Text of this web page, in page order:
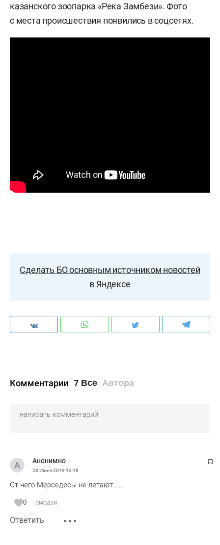
казанского зоопарка «Река Замбези». Фото
с места происшествия появились в соцсетях.
Сделать БО основным источником новостей
в Яндексе
Комментарии 7 Все Автора
Анонимно
28 Июня 2019 13:18
От чего Мерседесы не летают.....
0 эмодзи
Ответить